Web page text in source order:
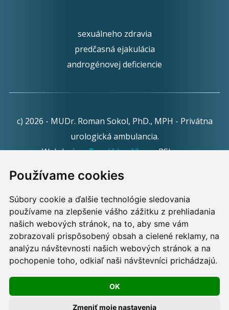
Používame cookies
Súbory cookie a ďalšie technológie sledovania
používame na zlepšenie vášho zážitku z prehliadania
našich webových stránok, na to, aby sme vám
zobrazovali prispôsobený obsah a cielené reklamy, na
analýzu návštevnosti našich webových stránok a na
pochopenie toho, odkiaľ naši návštevníci prichádzajú.
OK
Zmeniť moje nastavenia
sexuálneho zdravia
predčasná ejakulácia
androgénovej deficiencie
c) 2026 - MUDr. Roman Sokol, PhD., MPH - Privátna
urologická ambulancia.
Webdesign:Tomáš Levčíkpre RSbros.
Informačná povinnosť -Ochrana osobných údajov v
podmienkach prevádzkovateľa.
Používame cookies -nastavenie cookies.
Skopírovaním textu alebo časti textu z akejkoľvek
stránky tohto webu a jeho umiestnením na iný web
porušíte práva MUDr. Romana Sokola, PhD., MPH, ako
aj práva ďalších osôb zúčastnených na tvorbe obsahu
pre tento web.